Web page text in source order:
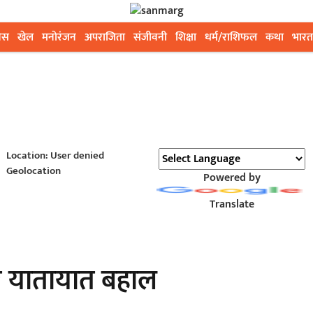
खेल मनोरंजन अपराजिता संजीवनी शिक्षा धर्म/राशिफल कथा भारत
Location: User denied
Geolocation
Powered by
Translate
बहाल